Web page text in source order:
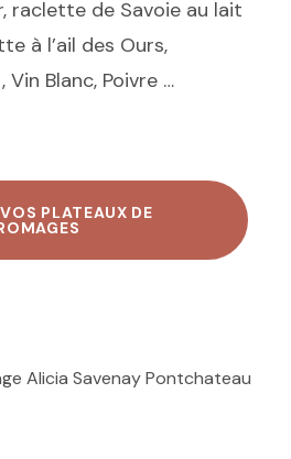
raclette de Savoie au lait
à l’ail des Ours,
Blanc, Poivre …
VOS PLATEAUX DE